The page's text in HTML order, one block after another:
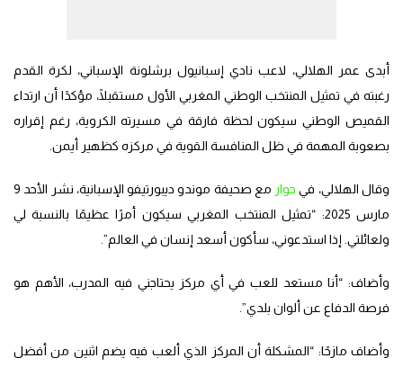
أبدى عمر الهلالي، لاعب نادي إسبانيول برشلونة الإسباني، لكرة القدم
رغبته في تمثيل المنتخب الوطني المغربي الأول مستقبلًا، مؤكدًا أن ارتداء
القميص الوطني سيكون لحظة فارقة في مسيرته الكروية، رغم إقراره
بصعوبة المهمة في ظل المنافسة القوية في مركزه كظهير أيمن.
وقال الهلالي، في حوار
مع صحيفة موندو ديبورتيفو الإسبانية، نشر الأحد 9
مارس 2025: “تمثيل المنتخب المغربي سيكون أمرًا عظيمًا بالنسبة لي
ولعائلتي. إذا استدعوني، سأكون أسعد إنسان في العالم”.
وأضاف: “أنا مستعد للعب في أي مركز يحتاجني فيه المدرب، الأهم هو
فرصة الدفاع عن ألوان بلدي”.
وأضاف مازحًا: “المشكلة أن المركز الذي ألعب فيه يضم اثنين من أفضل